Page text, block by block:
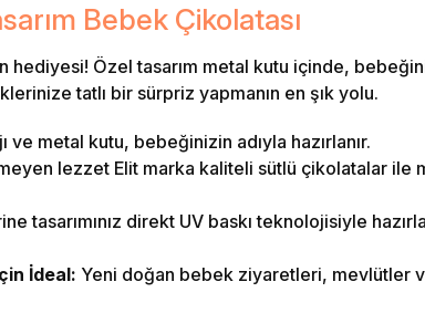
Bebek Çikolatası
Özel tasarım metal kutu içinde,
tatlı bir sürpriz yapmanın en şık yolu.
ve metal kutu, bebeğinizin adıyla hazırlanır.
lezzet Elit marka kaliteli sütlü çikolatalar ile
tasarımınız direkt UV baskı teknolojisiyle
İdeal: Yeni doğan bebek ziyaretleri, mevlütler